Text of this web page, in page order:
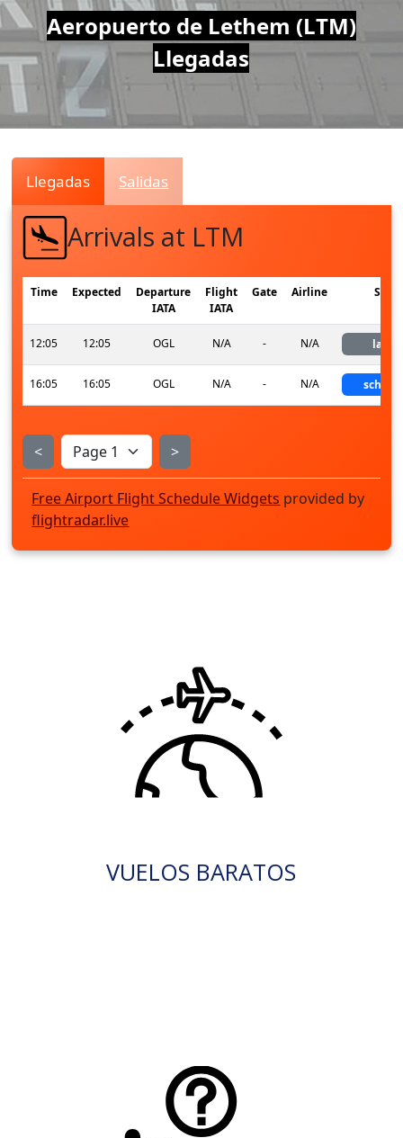
Air
Traffic
Live
Aeropuerto de Lethem (LTM)
Llegadas
Llegadas Salidas
Arrivals at LTM
Time Expected
Departure
IATA
Flight
IATA
Gate Airline
12:05 12:05 OGL N/A - N/A
16:05 16:05 OGL N/A - N/A
< >
Free Airport Flight Schedule Widgets provided by
flightradar.live
VUELOS BARATOS